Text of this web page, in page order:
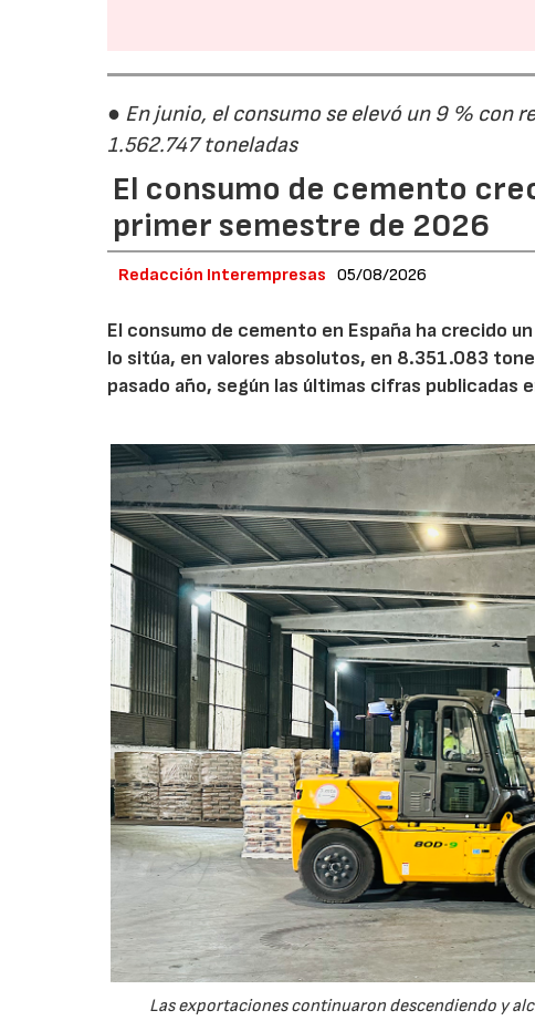
● En junio, el consumo se elevó un 9 % con
1.562.747 toneladas
El consumo de cemento
primer semestre de 2026
Redacción Interempresas 05/08/2026
El consumo de cemento en España ha crecido
lo sitúa, en valores absolutos, en 8.351.083
pasado año, según las últimas cifras
Las exportaciones continuaron descendiendo y